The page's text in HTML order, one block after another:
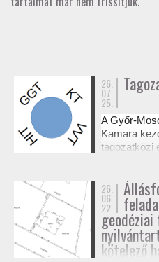
TOVÁBBKÉPZÉSEK
ELNÖKSÉG
MUNKATERVEK,
HATÁROZATOK
JOGSZABÁLYOK,
NÉVJEGYZÉK
SEGÉDLETEK / FAP
26.
07.
25.
A Győr-
Kamara
tagozatközi
résztvevő
Korm.
szakmai
26.
06.
22.
kötelező